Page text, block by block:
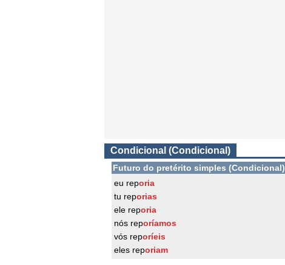
Condicional (Condicional)
Futuro do pretérito simples (Condicional)
eu reporia
tu reporias
ele reporia
nós reporíamos
vós reporíeis
eles reporiam